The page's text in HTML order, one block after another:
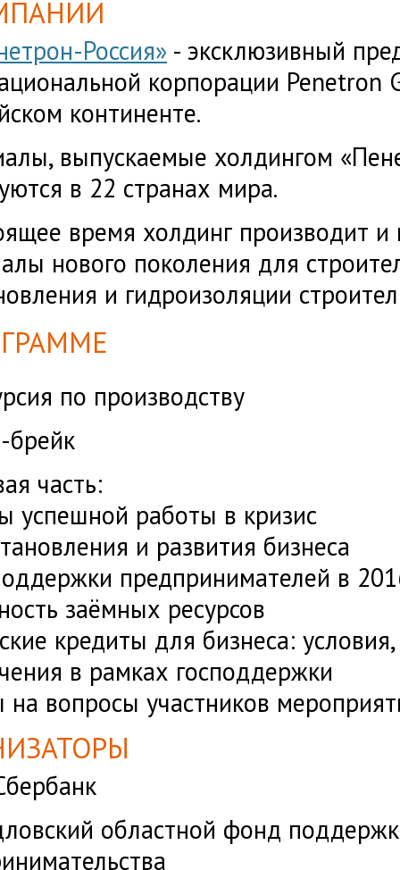
Россия» - эксклюзивный
корпорации Penetron
континенте.
выпускаемые холдингом
в 22 странах мира.
время холдинг производит и
нового поколения для
и гидроизоляции
по производству
часть:
успешной работы в кризис
и развития бизнеса
предпринимателей в
заёмных ресурсов
кредиты для бизнеса:
в рамках господдержки
вопросы участников
областной фонд